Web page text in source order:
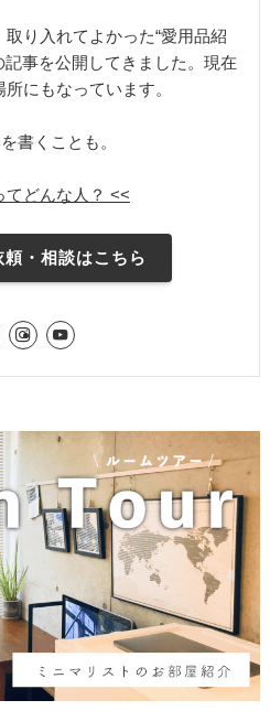
取り入れてよかった“愛用品紹
記事を公開してきました。現在
にもなっています。
書くことも。
てどんな人？ <<
・相談はこちら